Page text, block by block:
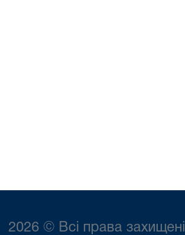
2026 © Всі права захищені